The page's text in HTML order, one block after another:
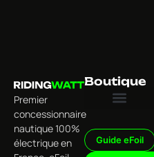
Premier
concessionnaire
nautique 100%
électrique en
Boutique
Guide eFoil